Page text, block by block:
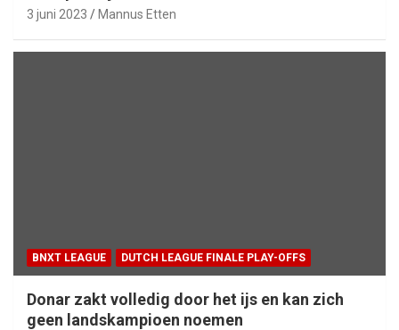
3 juni 2023 Mannus Etten
BNXT LEAGUE DUTCH LEAGUE FINALE PLAY-OFFS
Donar zakt volledig door het ijs en kan zich
geen landskampioen noemen